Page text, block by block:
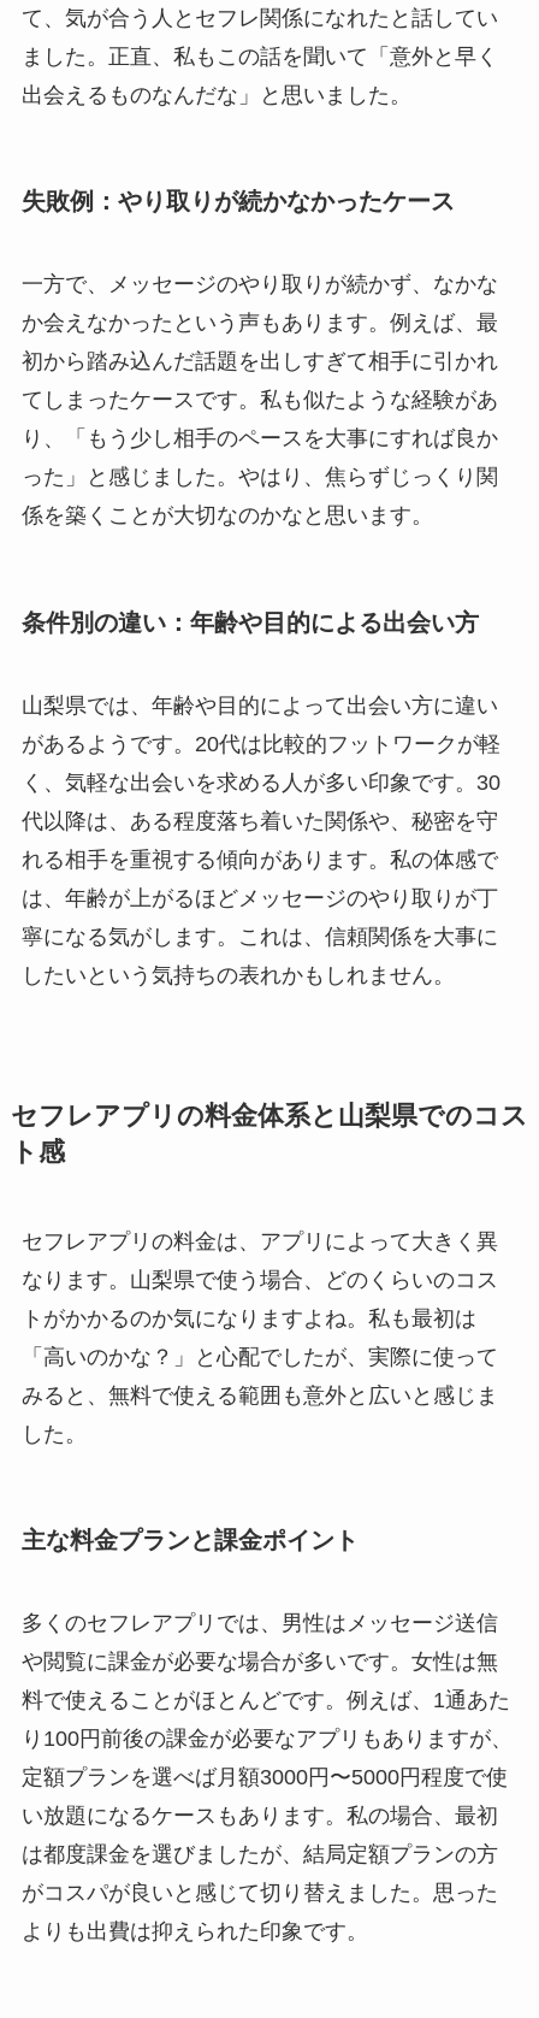
て、気が合う人とセフレ関係になれたと話してい
ました。正直、私もこの話を聞いて「意外と早く
出会えるものなんだな」と思いました。
失敗例：やり取りが続かなかったケース
一方で、メッセージのやり取りが続かず、なかな
か会えなかったという声もあります。例えば、最
初から踏み込んだ話題を出しすぎて相手に引かれ
てしまったケースです。私も似たような経験があ
り、「もう少し相手のペースを大事にすれば良か
った」と感じました。やはり、焦らずじっくり関
係を築くことが大切なのかなと思います。
条件別の違い：年齢や目的による出会い方
山梨県では、年齢や目的によって出会い方に違い
があるようです。20代は比較的フットワークが軽
く、気軽な出会いを求める人が多い印象です。30
代以降は、ある程度落ち着いた関係や、秘密を守
れる相手を重視する傾向があります。私の体感で
は、年齢が上がるほどメッセージのやり取りが丁
寧になる気がします。これは、信頼関係を大事に
したいという気持ちの表れかもしれません。
セフレアプリの料金体系と山梨県でのコス
ト感
セフレアプリの料金は、アプリによって大きく異
なります。山梨県で使う場合、どのくらいのコス
トがかかるのか気になりますよね。私も最初は
「高いのかな？」と心配でしたが、実際に使って
みると、無料で使える範囲も意外と広いと感じま
した。
主な料金プランと課金ポイント
多くのセフレアプリでは、男性はメッセージ送信
や閲覧に課金が必要な場合が多いです。女性は無
料で使えることがほとんどです。例えば、1通あた
り100円前後の課金が必要なアプリもありますが、
定額プランを選べば月額3000円〜5000円程度で使
い放題になるケースもあります。私の場合、最初
は都度課金を選びましたが、結局定額プランの方
がコスパが良いと感じて切り替えました。思った
よりも出費は抑えられた印象です。